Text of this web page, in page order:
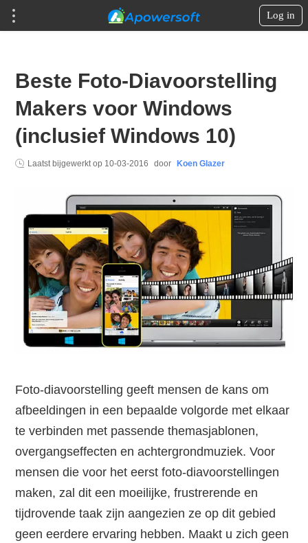
Log in
Beste Foto-Diavoorstelling
Makers voor Windows
(inclusief Windows 10)
Laatst bijgewerkt op 10-03-2016 door Koen Glazer
Foto-diavoorstelling geeft mensen de kans om
afbeeldingen in een bepaalde volgorde met elkaar
te verbinden met passende themasjablonen,
overgangseffecten en achtergrondmuziek. Voor
mensen die voor het eerst foto-diavoorstellingen
maken, zal dit een moeilijke, frustrerende en
tijdrovende taak zijn aangezien ze op dit gebied
geen eerdere ervaring hebben. Maakt u zich geen